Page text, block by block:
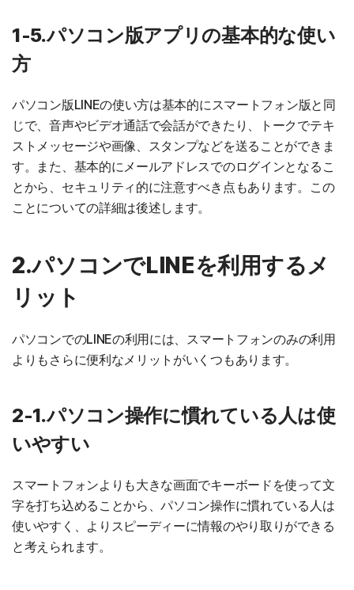
1-5.パソコン版アプリの基本的な使い
方
パソコン版LINEの使い方は基本的にスマートフォン版と同
じで、音声やビデオ通話で会話ができたり、トークでテキ
ストメッセージや画像、スタンプなどを送ることができま
す。また、基本的にメールアドレスでのログインとなるこ
とから、セキュリティ的に注意すべき点もあります。この
ことについての詳細は後述します。
2.パソコンでLINEを利用するメ
リット
パソコンでのLINEの利用には、スマートフォンのみの利用
よりもさらに便利なメリットがいくつもあります。
2-1.パソコン操作に慣れている人は使
いやすい
スマートフォンよりも大きな画面でキーボードを使って文
字を打ち込めることから、パソコン操作に慣れている人は
使いやすく、よりスピーディーに情報のやり取りができる
と考えられます。